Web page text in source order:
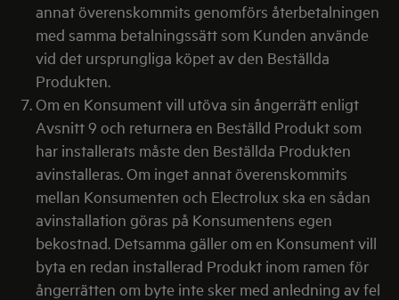
annat överenskommits genomförs återbetalningen
med samma betalningssätt som Kunden använde
vid det ursprungliga köpet av den Beställda
Produkten.
Om en Konsument vill utöva sin ångerrätt enligt
Avsnitt 9 och returnera en Beställd Produkt som
har installerats måste den Beställda Produkten
avinstalleras. Om inget annat överenskommits
mellan Konsumenten och Electrolux ska en sådan
avinstallation göras på Konsumentens egen
bekostnad. Detsamma gäller om en Konsument vill
byta en redan installerad Produkt inom ramen för
ångerrätten om byte inte sker med anledning av fel